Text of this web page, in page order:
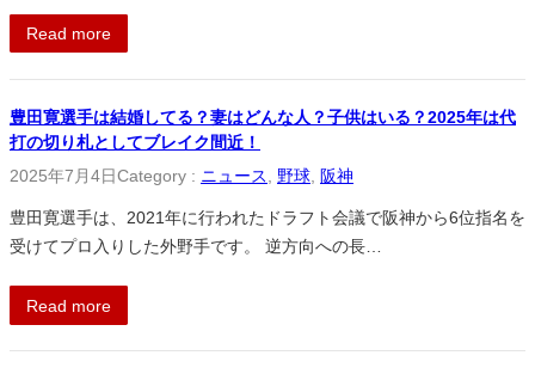
Read more
豊田寛選手は結婚してる？妻はどんな人？子供はいる？2025年は代
打の切り札としてブレイク間近！
2025年7月4日Category : ニュース, 野球, 阪神
豊田寛選手は、2021年に行われたドラフト会議で阪神から6位指名を
受けてプロ入りした外野手です。 逆方向への長…
Read more